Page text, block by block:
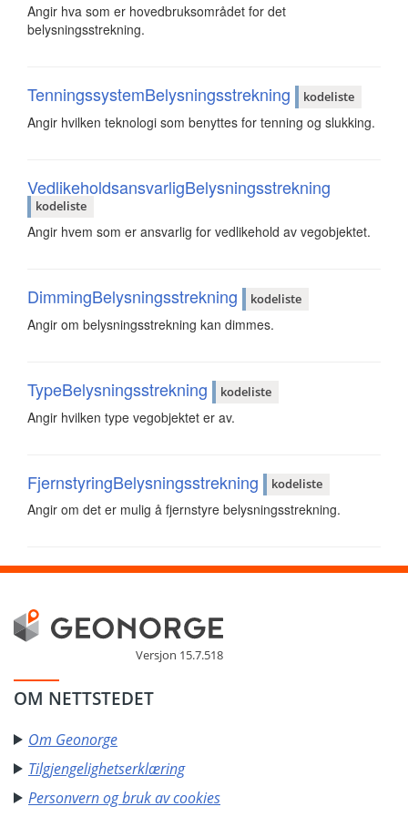
Angir hva som er hovedbruksområdet for det
belysningsstrekning.
TenningssystemBelysningsstrekning kodeliste
Angir hvilken teknologi som benyttes for tenning og slukking.
VedlikeholdsansvarligBelysningsstrekning
kodeliste
Angir hvem som er ansvarlig for vedlikehold av vegobjektet.
DimmingBelysningsstrekning kodeliste
Angir om belysningsstrekning kan dimmes.
TypeBelysningsstrekning kodeliste
Angir hvilken type vegobjektet er av.
FjernstyringBelysningsstrekning kodeliste
Angir om det er mulig å fjernstyre belysningsstrekning.